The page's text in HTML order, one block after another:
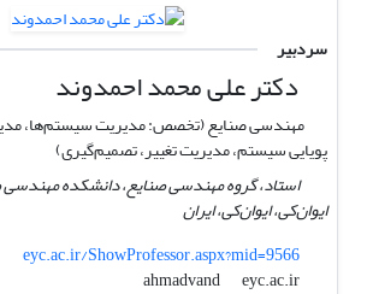
سردبیر
دکتر علی محمد احمدوند
مهندسی صنایع (تخصص: مدیریت سیستم‌ها،
پویایی سیستم، مدیریت تغییر، تصمیم‌گیری)
استاد، گروه مهندسی صنایع، دانشکده مهندسی
ایوان‌کی، ایوان‌کی، ایران
eyc.ac.ir/ShowProfessor.aspx?mid=9566
ahmadvand
eyc.ac.ir